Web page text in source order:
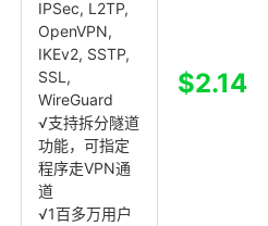
IPSec, L2TP,
OpenVPN,
IKEv2, SSTP,
SSL,
WireGuard
√支持拆分隧道
功能，可指定
程序走VPN通
道
√1百多万用户
$2.14